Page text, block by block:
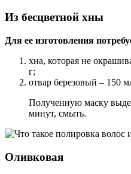
Из бесцветной хны
Для ее изготовления
хна, которая не
г;
отвар березовый – 150
Полученную маску
минут, смыть.
Оливковая